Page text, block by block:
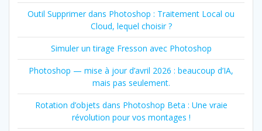
Outil Supprimer dans Photoshop : Traitement Local ou
Cloud, lequel choisir ?
Simuler un tirage Fresson avec Photoshop
Photoshop — mise à jour d’avril 2026 : beaucoup d’IA,
mais pas seulement.
Rotation d’objets dans Photoshop Beta : Une vraie
révolution pour vos montages !